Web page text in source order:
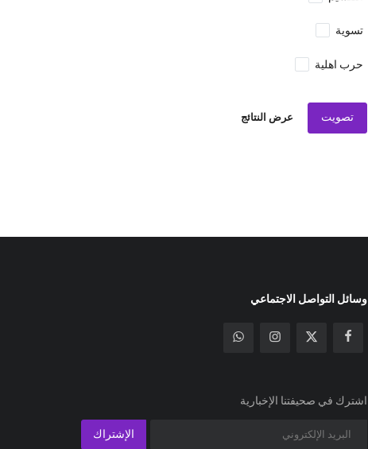
تسوية
حرب اهلية
تصويت عرض النتائج
وسائل التواصل الاجتماعي
اشترك في صحيفتنا الإخبارية
الإشتراك